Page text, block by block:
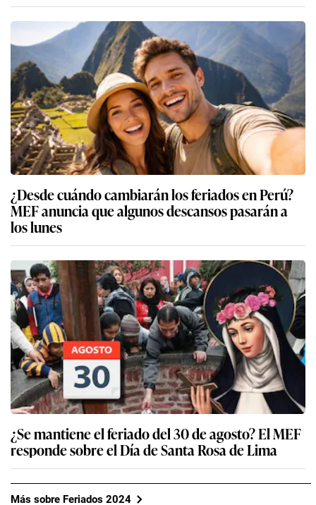
¿Desde cuándo cambiarán los feriados en Perú?
MEF anuncia que algunos descansos pasarán a
los lunes
¿Se mantiene el feriado del 30 de agosto? El MEF
responde sobre el Día de Santa Rosa de Lima
Más sobre Feriados 2024